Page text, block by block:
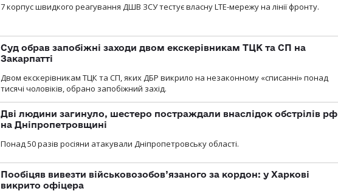
7 корпус швидкого реагування ДШВ ЗСУ тестує власну LTE-мережу на лінії фронту.
Суд обрав запобіжні заходи двом екскерівникам ТЦК та СП на
Закарпатті
Двом екскерівникам ТЦК та СП, яких ДБР викрило на незаконному «списанні» понад
тисячі чоловіків, обрано запобіжний захід.
Дві людини загинуло, шестеро постраждали внаслідок обстрілів рф
на Дніпропетровщині
Понад 50 разів росіяни атакували Дніпропетровську області.
Пообіцяв вивезти військовозобов’язаного за кордон: у Харкові
викрито офіцера